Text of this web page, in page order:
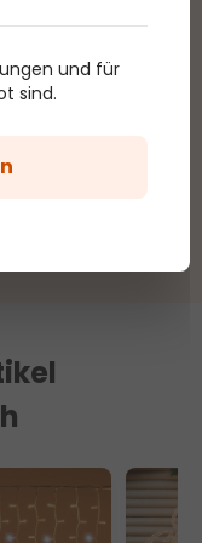
und für
sind.
Sie
Klicken auf